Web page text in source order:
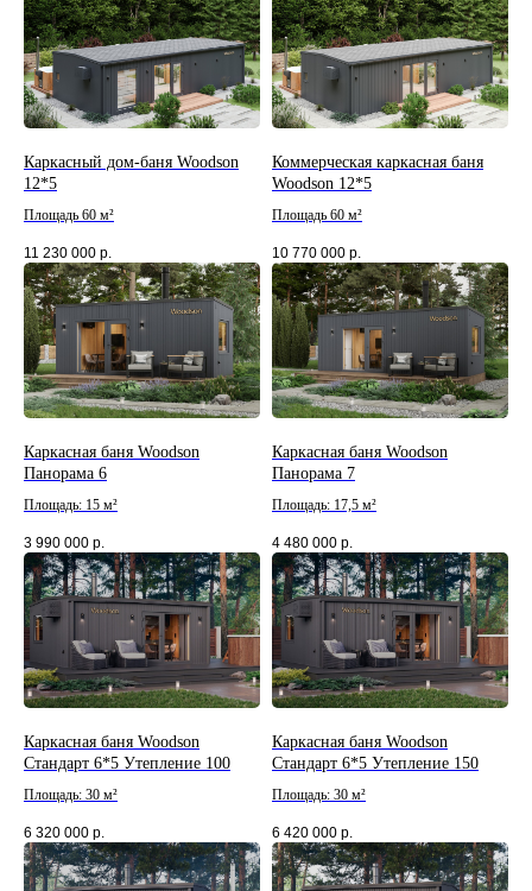
Каркасный дом-баня Woodson
12*5
Площадь 60 м²
11 230 000 р.
Коммерческая каркасная баня
Woodson 12*5
Площадь 60 м²
10 770 000 р.
Каркасная баня Woodson
Панорама 6
Площадь: 15 м²
3 990 000 р.
Каркасная баня Woodson
Панорама 7
Площадь: 17,5 м²
4 480 000 р.
Каркасная баня Woodson
Стандарт 6*5 Утепление 100
Площадь: 30 м²
6 320 000 р.
Каркасная баня Woodson
Стандарт 6*5 Утепление 150
Площадь: 30 м²
6 420 000 р.